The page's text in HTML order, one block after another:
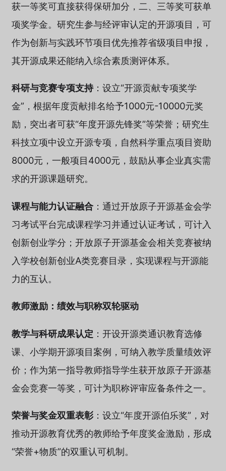
获一等奖可直接获得保研加分，二、三等奖可获单
项奖学金。研究生参与经评审认定的开源项目，可
作为创新与实践环节项目优先推荐省级项目申报，
其开源成果还能纳入综合素质测评体系。
科研与竞赛专项支持：设立“开源贡献专项奖学
金”，根据年度贡献排名给予1000元-10000元奖
励，突出者可获“年度开源先锋奖”等荣誉；研究生
科技立项中设立开源专项，自然科学重点项目资助
8000元，一般项目4000元，鼓励从事企业真实需
求的开源课题研究。
课程与能力认证融合：通过开放原子开源基金会学
习考试平台完成课程学习并通过认证考试，可计入
创新创业学分；开放原子开源基金会相关竞赛被纳
入学校创新创业A类竞赛目录，实现课程与开源能
力的互认。
教师激励：绩效与职称双轮驱动
教学与科研成果认定 ：开设开源类通识教育选修
课、小学期开源项目案例，可纳入教学质量绩效评
价；作为第一指导教师指导学生获开放原子开源基
金会竞赛一等奖，可计为职称评审应备条件之一。
荣誉与奖金双重表彰：设立“年度开源伯乐奖”，对
推动开源教育优秀的教师给予年度奖金激励，形成
“荣誉+物质”的双重认可机制。